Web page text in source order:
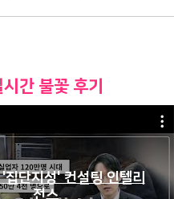
간 불꽃 후기
집단지성' 컨설팅 인텔리
전스